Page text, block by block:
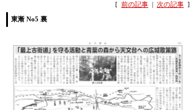
[ 前の記事 次の記事 ]
東漸 No5 裏